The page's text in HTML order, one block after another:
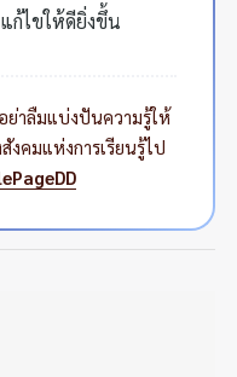
ก้ไขให้ดียิ่งขึ้น
ย่าลืมแบ่งปันความรู้ให้
คมแห่งการเรียนรู้ไป